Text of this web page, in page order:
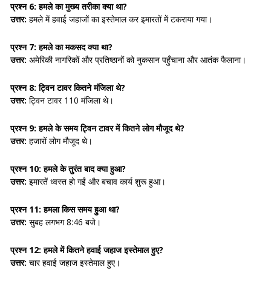
प्रश्न 6: हमले का मुख्य तरीका क्या था?
उत्तर: हमले में हवाई जहाजों का इस्तेमाल कर इमारतों में टकराया गया।
प्रश्न 7: हमले का मकसद क्या था?
उत्तर: अमेरिकी नागरिकों और प्रतिष्ठानों को नुकसान पहुँचाना और आतंक फैलाना।
प्रश्न 8: ट्विन टावर कितने मंजिला थे?
उत्तर: ट्विन टावर 110 मंजिला थे।
प्रश्न 9: हमले के समय ट्विन टावर में कितने लोग मौजूद थे?
उत्तर: हजारों लोग मौजूद थे।
प्रश्न 10: हमले के तुरंत बाद क्या हुआ?
उत्तर: इमारतें ध्वस्त हो गईं और बचाव कार्य शुरू हुआ।
प्रश्न 11: हमला किस समय हुआ था?
उत्तर: सुबह लगभग 8:46 बजे।
प्रश्न 12: हमले में कितने हवाई जहाज इस्तेमाल हुए?
उत्तर: चार हवाई जहाज इस्तेमाल हुए।